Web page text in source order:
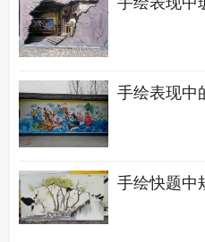
手绘表现中
手绘快题中